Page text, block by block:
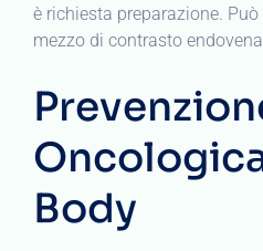
è richiesta preparazione.
mezzo di contrasto
Body